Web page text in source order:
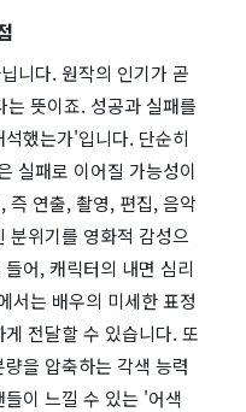
니다. 원작의 인기가 곧
뜻이죠. 성공과 실패를
했는가'입니다. 단순히
실패로 이어질 가능성이
즉 연출, 촬영, 편집, 음악
분위기를 영화적 감성으
어, 캐릭터의 내면 심리
서는 배우의 미세한 표정
전달할 수 있습니다. 또
을 압축하는 각색 능력
이 느낄 수 있는 '어색